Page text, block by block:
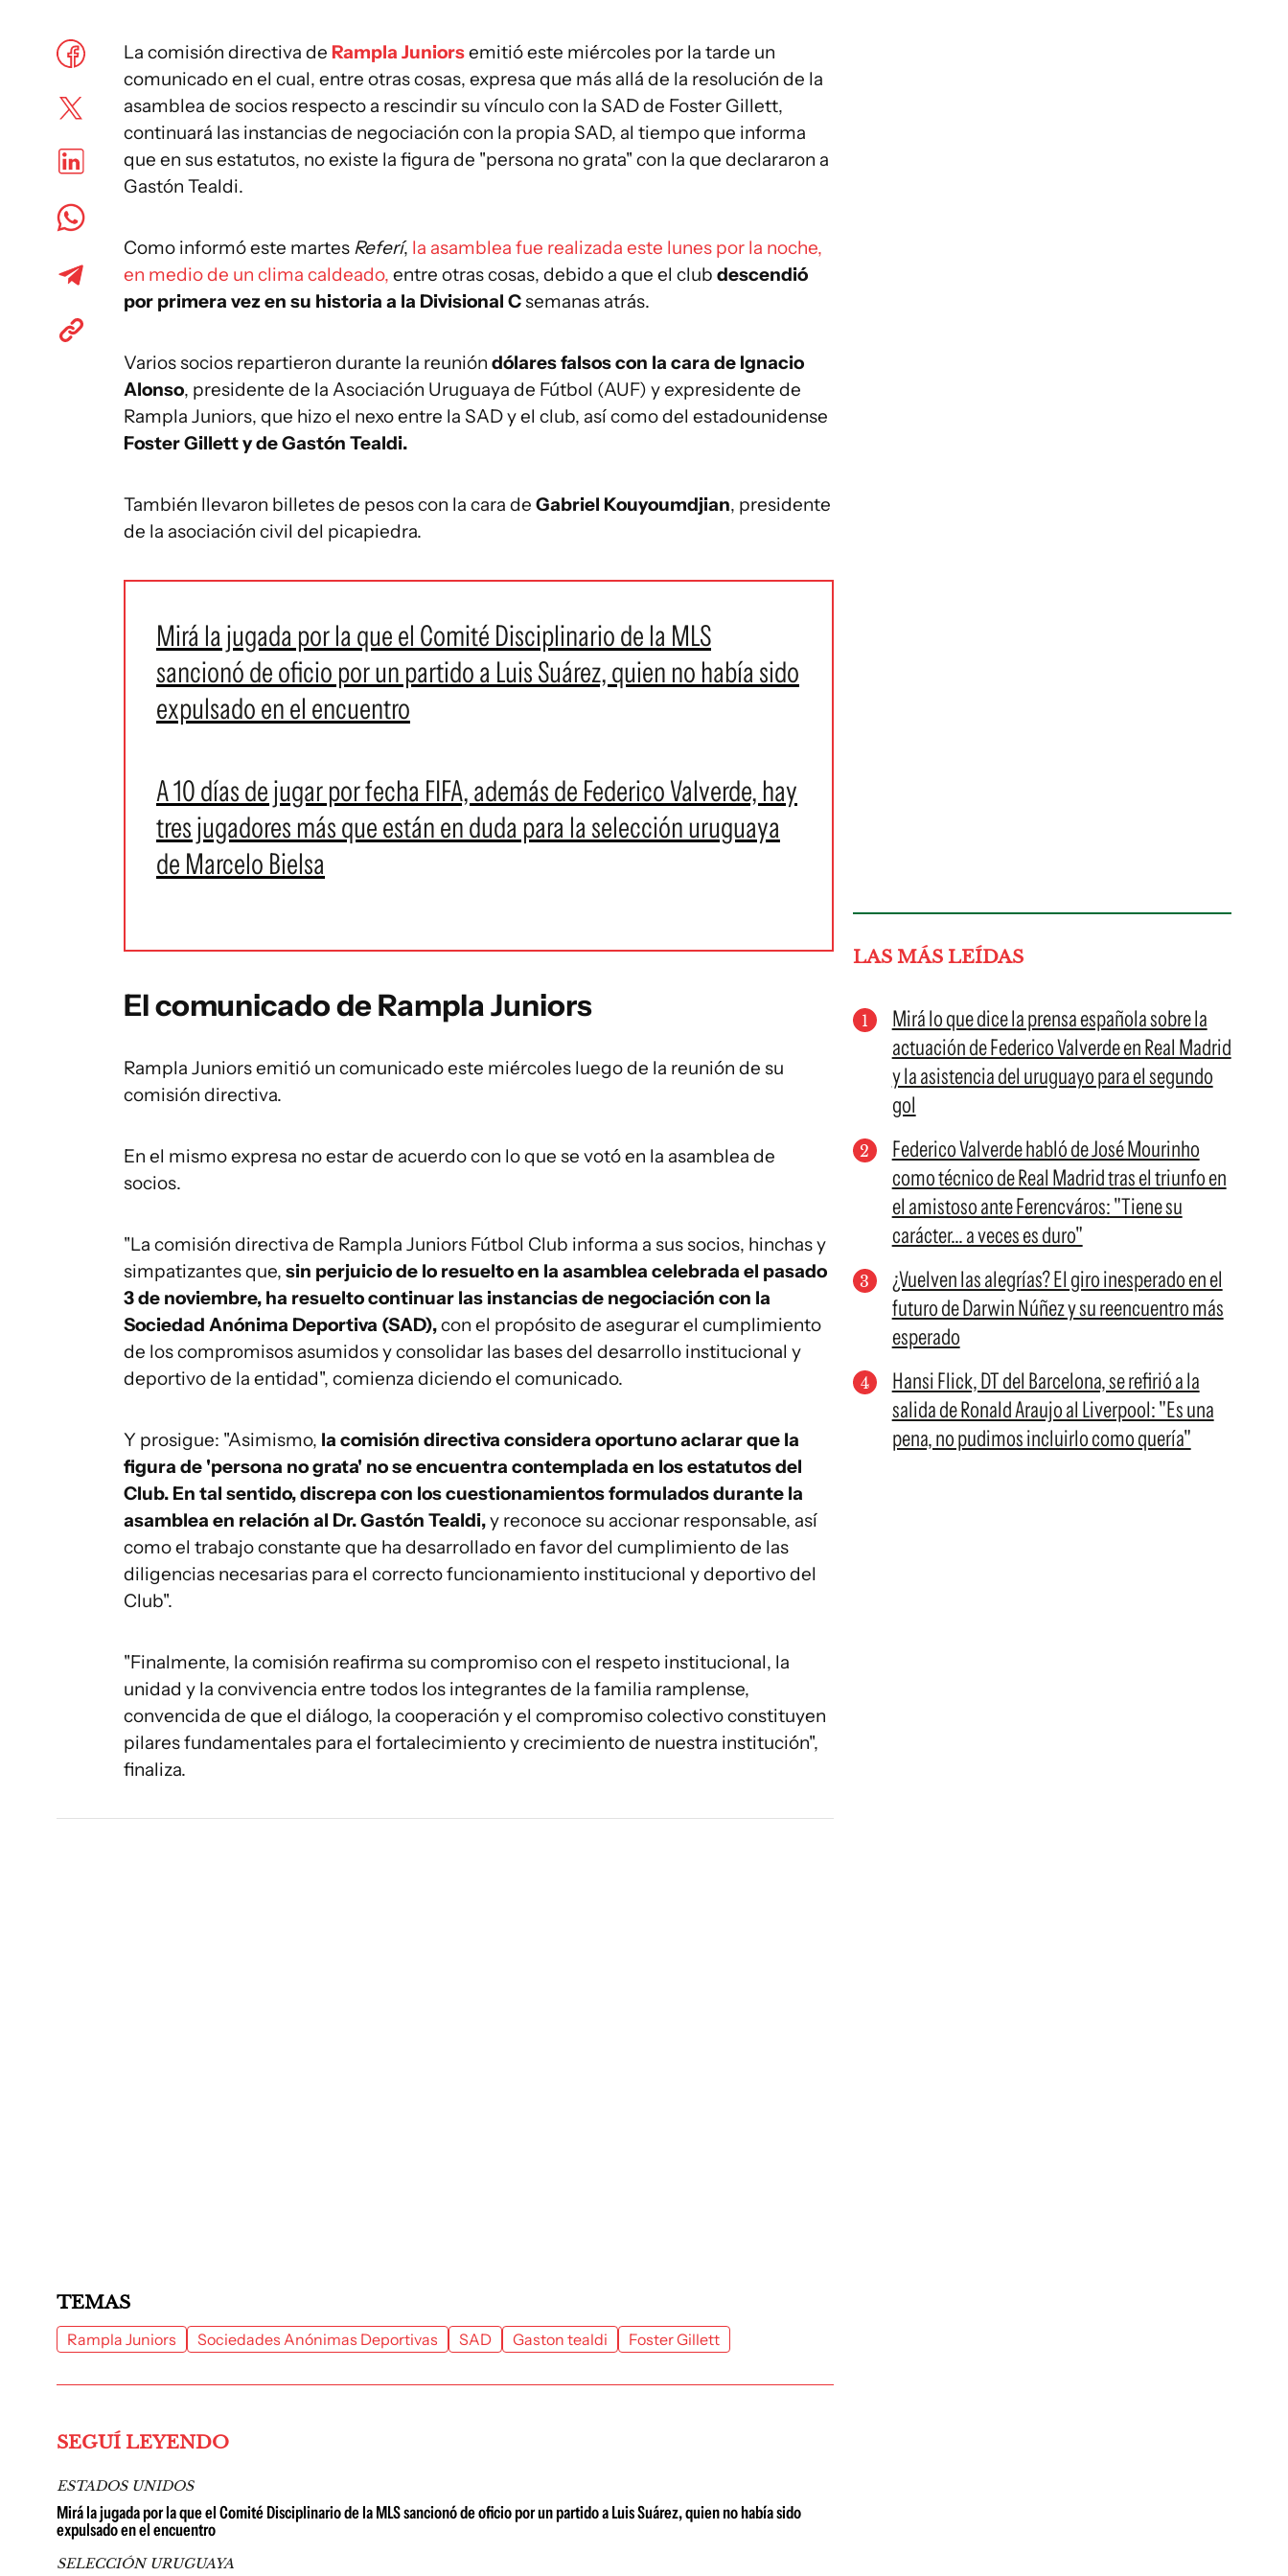
La comisión directiva de Rampla Juniorsemitió este miércoles por la tarde un
comunicado en el cual, entre otras cosas, expresa que más allá de la resolución de la
asamblea de socios respecto a rescindir su vínculo con la SAD de Foster Gillett,
continuará las instancias de negociación con la propia SAD, al tiempo que informa
que en sus estatutos, no existe la figura de "persona no grata" con la que declararon a
Gastón Tealdi.
Como informó este martes Referí, la asamblea fue realizada este lunes por la noche,
en medio de un clima caldeado, entre otras cosas, debido a que el club descendió
por primera vez en su historia a la Divisional Csemanas atrás.
Varios socios repartieron durante la reunión dólares falsos con la cara de Ignacio
Alonso, presidente de la Asociación Uruguaya de Fútbol (AUF) y expresidente de
Rampla Juniors, que hizo el nexo entre la SAD y el club, así como del estadounidense
Foster Gillett y de Gastón Tealdi.
También llevaron billetes de pesos con la cara de Gabriel Kouyoumdjian, presidente
de la asociación civil del picapiedra.
Mirá la jugada por la que el Comité Disciplinario de la MLS
sancionó de oficio por un partido a Luis Suárez, quien no había sido
expulsado en el encuentro
A 10 días de jugar por fecha FIFA, además de Federico Valverde, hay
tres jugadores más que están en duda para la selección uruguaya
de Marcelo Bielsa
El comunicado de Rampla Juniors
Rampla Juniors emitió un comunicado este miércoles luego de la reunión de su
comisión directiva.
En el mismo expresa no estar de acuerdo con lo que se votó en la asamblea de
socios.
"La comisión directiva de Rampla Juniors Fútbol Club informa a sus socios, hinchas y
simpatizantes que, sin perjuicio de lo resuelto en la asamblea celebrada el pasado
3 de noviembre, ha resuelto continuar las instancias de negociación con la
Sociedad Anónima Deportiva (SAD),con el propósito de asegurar el cumplimiento
de los compromisos asumidos y consolidar las bases del desarrollo institucional y
deportivo de la entidad", comienza diciendo el comunicado.
Y prosigue: "Asimismo, la comisión directiva considera oportuno aclarar que la
figura de 'persona no grata' no se encuentra contemplada en los estatutos del
Club. En tal sentido, discrepa con los cuestionamientos formulados durante la
asamblea en relación al Dr. Gastón Tealdi,y reconoce su accionar responsable, así
como el trabajo constante que ha desarrollado en favor del cumplimiento de las
diligencias necesarias para el correcto funcionamiento institucional y deportivo del
Club".
"Finalmente, la comisión reafirma su compromiso con el respeto institucional, la
unidad y la convivencia entre todos los integrantes de la familia ramplense,
convencida de que el diálogo, la cooperación y el compromiso colectivo constituyen
pilares fundamentales para el fortalecimiento y crecimiento de nuestra institución",
finaliza.
LAS MÁS LEÍDAS
Mirá lo que dice la prensa española sobre la
actuación de Federico Valverde en Real Madrid
y la asistencia del uruguayo para el segundo
gol
Federico Valverde habló de José Mourinho
como técnico de Real Madrid tras el triunfo en
el amistoso ante Ferencváros: "Tiene su
carácter... a veces es duro"
¿Vuelven las alegrías? El giro inesperado en el
futuro de Darwin Núñez y su reencuentro más
esperado
Hansi Flick, DT del Barcelona, se refirió a la
salida de Ronald Araujo al Liverpool: "Es una
pena, no pudimos incluirlo como quería"
TEMAS
Rampla Juniors Sociedades Anónimas Deportivas SAD Gaston tealdi Foster Gillett
SEGUÍ LEYENDO
ESTADOS UNIDOS
Mirá la jugada por la que el Comité Disciplinario de la MLS sancionó de oficio por un partido a Luis Suárez, quien no había sido
expulsado en el encuentro
SELECCIÓN URUGUAYA